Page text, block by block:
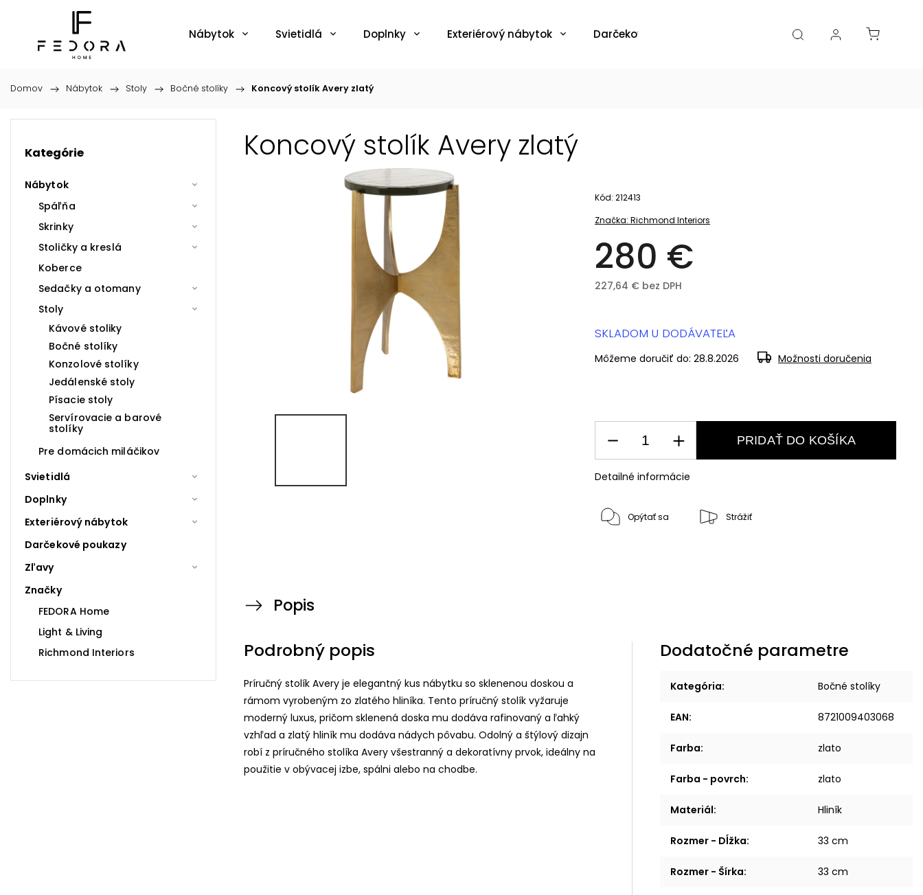
Nábytok Svietidlá Doplnky Exteriérový nábytok Darčekové poukazy Katalógy Blogy
Domov / Nábytok / Stoly / Bočné stolíky / Koncový stolík Avery zlatý
Kategórie
Nábytok
Spáľňa
Skrinky
Stoličky a kreslá
Koberce
Sedačky a otomany
Stoly
Kávové stoliky
Bočné stolíky
Konzolové stolíky
Jedálenské stoly
Písacie stoly
Servírovacie a barové
stolíky
Pre domácich miláčikov
Svietidlá
Doplnky
Exteriérový nábytok
Darčekové poukazy
Zľavy
Značky
FEDORA Home
Light & Living
Richmond Interiors
Koncový stolík Avery zlatý
Značka: Richmond Interiors
280 €
227,64 € bez DPH
Kód: 212413
SKLADOM U DODÁVATEĽA
Môžeme doručiť do: 28.8.2026 Možnosti doručenia
PRIDAŤ DO KOŠÍKA
Detailné informácie
Opýtať sa Strážiť
Popis
Podrobný popis
Príručný stolík Avery je elegantný kus nábytku so sklenenou doskou a
rámom vyrobeným zo zlatého hliníka. Tento príručný stolík vyžaruje
moderný luxus, pričom sklenená doska mu dodáva rafinovaný a ľahký
vzhľad a zlatý hliník mu dodáva nádych pôvabu. Odolný a štýlový dizajn
robí z príručného stolíka Avery všestranný a dekoratívny prvok, ideálny na
použitie v obývacej izbe, spálni alebo na chodbe.
Dodatočné parametre
Kategória: Bočné stolíky
EAN: 8721009403068
Farba: zlato
Farba - povrch: zlato
Materiál: Hliník
Rozmer - Dĺžka: 33 cm
Rozmer - Šírka: 33 cm